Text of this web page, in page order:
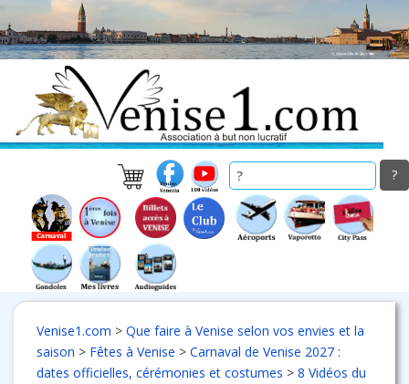
to
main
Venise1.com > Que faire à Venise selon vos envies et la
saison > Fêtes à Venise > Carnaval de Venise 2027 :
dates officielles, cérémonies et costumes > 8 Vidéos du